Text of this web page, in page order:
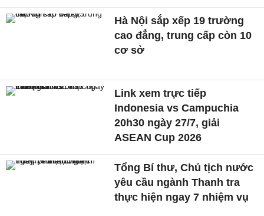
Hà Nội sắp xếp 19 trường
cao đẳng, trung cấp còn 10
cơ sở
Link xem trực tiếp
Indonesia vs Campuchia
20h30 ngày 27/7, giải
ASEAN Cup 2026
Tổng Bí thư, Chủ tịch nước
yêu cầu ngành Thanh tra
thực hiện ngay 7 nhiệm vụ